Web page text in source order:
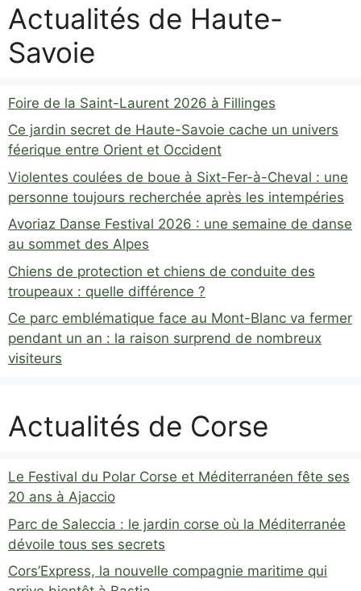
Actualités de Haute-
Savoie
Foire de la Saint-Laurent 2026 à Fillinges
Ce jardin secret de Haute-Savoie cache un univers
féerique entre Orient et Occident
Violentes coulées de boue à Sixt-Fer-à-Cheval : une
personne toujours recherchée après les intempéries
Avoriaz Danse Festival 2026 : une semaine de danse
au sommet des Alpes
Chiens de protection et chiens de conduite des
troupeaux : quelle différence ?
Ce parc emblématique face au Mont-Blanc va fermer
pendant un an : la raison surprend de nombreux
visiteurs
Actualités de Corse
Le Festival du Polar Corse et Méditerranéen fête ses
20 ans à Ajaccio
Parc de Saleccia : le jardin corse où la Méditerranée
dévoile tous ses secrets
Cors’Express, la nouvelle compagnie maritime qui